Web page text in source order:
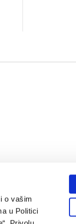
o vašim
u Politici